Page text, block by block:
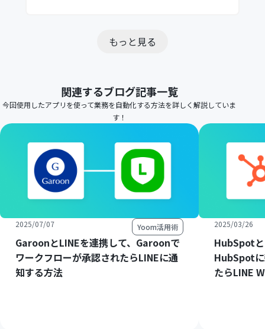
もっと見る
関連するブログ記事一覧
今回使用したアプリを使って業務を自動化する方法を詳しく解説していま
す！
2025/07/07 Yoom活用術
GaroonとLINEを連携して、Garoonで
ワークフローが承認されたらLINEに通
知する方法
2025/03/26
HubSpotと
HubSpot
たらLINE